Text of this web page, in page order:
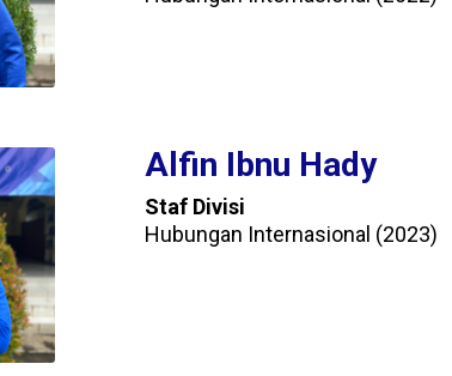
Alfin Ibnu Hady
Staf Divisi
Hubungan Internasional (2023)